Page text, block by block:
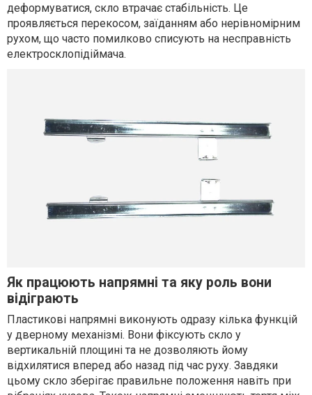
деформуватися, скло втрачає стабільність. Це
проявляється перекосом, заїданням або нерівномірним
рухом, що часто помилково списують на несправність
електросклопідіймача.
Як працюють напрямні та яку роль вони
відіграють
Пластикові напрямні виконують одразу кілька функцій
у дверному механізмі. Вони фіксують скло у
вертикальній площині та не дозволяють йому
відхилятися вперед або назад під час руху. Завдяки
цьому скло зберігає правильне положення навіть при